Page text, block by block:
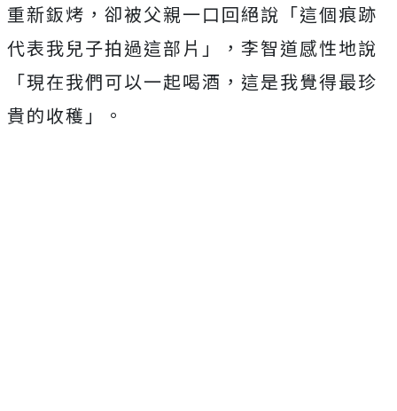
重新鈑烤， 卻被父親一口回絕說「這個痕跡
代表我兒子拍過這部片」， 李智道感性地說
「現在我們可以一起喝酒， 這是我覺得最珍
貴的收穫」。